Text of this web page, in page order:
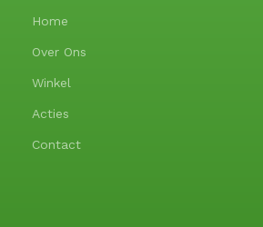
Home
Over Ons
Winkel
Acties
Contact